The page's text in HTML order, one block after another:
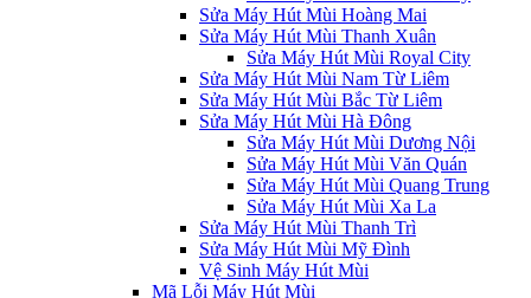
Sửa Máy Hút Mùi Hoàng Mai
Sửa Máy Hút Mùi Thanh Xuân
Sửa Máy Hút Mùi Royal City
Sửa Máy Hút Mùi Nam Từ Liêm
Sửa Máy Hút Mùi Bắc Từ Liêm
Sửa Máy Hút Mùi Hà Đông
Sửa Máy Hút Mùi Dương Nội
Sửa Máy Hút Mùi Văn Quán
Sửa Máy Hút Mùi Quang Trung
Sửa Máy Hút Mùi Xa La
Sửa Máy Hút Mùi Thanh Trì
Sửa Máy Hút Mùi Mỹ Đình
Vệ Sinh Máy Hút Mùi
Mã Lỗi Máy Hút Mùi